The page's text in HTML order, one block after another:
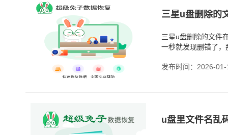
三星u盘删除的
三星u盘删除的文件
一秒就发现删错了
发布时间：2026-01-